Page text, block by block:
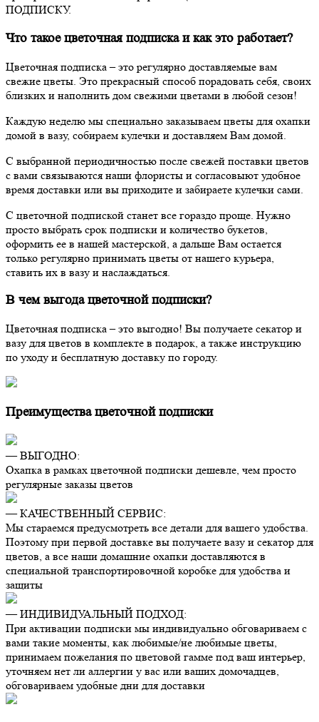
ПОДПИСКУ.
Что такое цветочная подписка и как это работает?
Цветочная подписка – это регулярно доставляемые вам
свежие цветы. Это прекрасный способ порадовать себя, своих
близких и наполнить дом свежими цветами в любой сезон!
Каждую неделю мы специально заказываем цветы для охапки
домой в вазу, собираем кулечки и доставляем Вам домой.
С выбранной периодичностью после свежей поставки цветов
с вами связываются наши флористы и согласовыют удобное
время доставки или вы приходите и забираете кулечки сами.
С цветочной подпиской станет все гораздо проще. Нужно
просто выбрать срок подписки и количество букетов,
оформить ее в нашей мастерской, а дальше Вам остается
только регулярно принимать цветы от нашего курьера,
ставить их в вазу и наслаждаться.
В чем выгода цветочной подписки?
Цветочная подписка – это выгодно! Вы получаете секатор и
вазу для цветов в комплекте в подарок, а также инструкцию
по уходу и бесплатную доставку по городу.
Преимущества цветочной подписки
— ВЫГОДНО:
Охапка в рамках цветочной подписки дешевле, чем просто
регулярные заказы цветов
— КАЧЕСТВЕННЫЙ СЕРВИС:
Мы стараемся предусмотреть все детали для вашего удобства.
Поэтому при первой доставке вы получаете вазу и секатор для
цветов, а все наши домашние охапки доставляются в
специальной транспортировочной коробке для удобства и
защиты
— ИНДИВИДУАЛЬНЫЙ ПОДХОД:
При активации подписки мы индивидуально обговариваем с
вами такие моменты, как любимые/не любимые цветы,
принимаем пожелания по цветовой гамме под ваш интерьер,
уточняем нет ли аллергии у вас или ваших домочадцев,
обговариваем удобные дни для доставки